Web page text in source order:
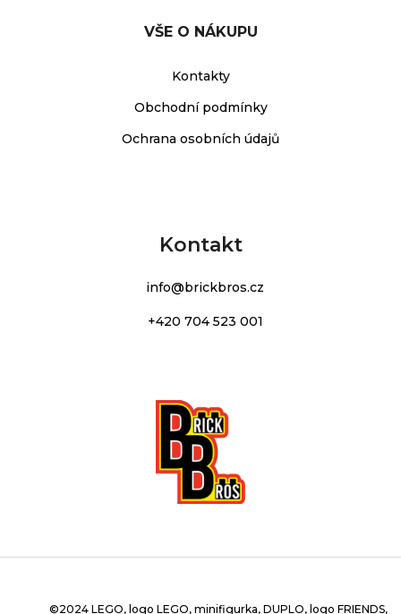
VŠE O NÁKUPU
Kontakty
Obchodní podmínky
Ochrana osobních údajů
Kontakt
info@brickbros.cz
+420 704 523 001
©2024 LEGO, logo LEGO, minifigurka, DUPLO, logo FRIENDS,